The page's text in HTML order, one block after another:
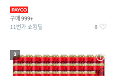
구매 999+
11번가 쇼킹딜 8
3